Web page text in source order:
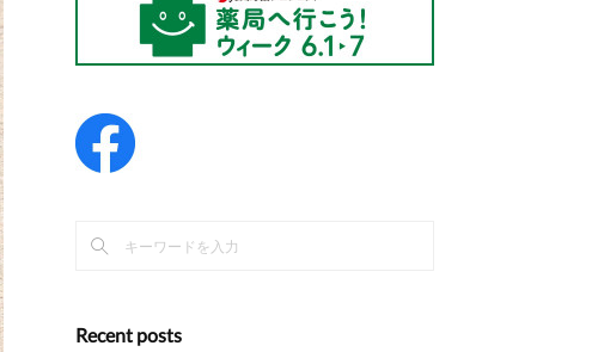
Recent posts